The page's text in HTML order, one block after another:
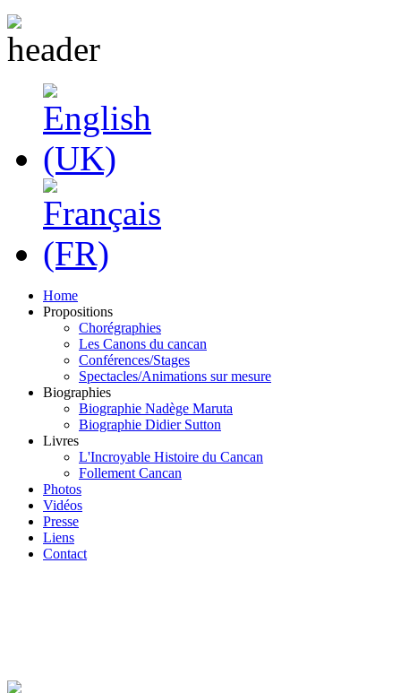
Home
Propositions
Chorégraphies
Les Canons du cancan
Conférences/Stages
Spectacles/Animations sur mesure
Biographies
Biographie Nadège Maruta
Biographie Didier Sutton
Livres
L'Incroyable Histoire du Cancan
Follement Cancan
Photos
Vidéos
Presse
Liens
Contact